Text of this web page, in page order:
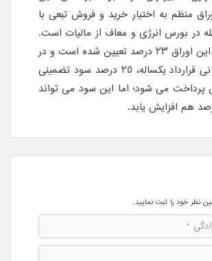
منظم به اختیار خرید و فروش تبعی با
در بورس انرژی و معاف از مالیات است.
سود روز شمار این اوراق ٢٣ درصد تعیین شده است و در
پایان دوره زمانی قرارداد یکساله، ٢٥ درصد سود تضمینی
پرداخت می شود؛ اما این سود می تواند
نظر خود را ثبت نمایید.